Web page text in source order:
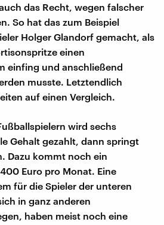
das Recht, wegen falscher
So hat das zum Beispiel
Holger Glandorf gemacht, als
einen
einfing und anschließend
musste. Letztendlich
auf einen Vergleich.
wird sechs
Gehalt gezahlt, dann springt
Dazu kommt noch ein
Euro pro Monat. Eine
für die Spieler der unteren
in ganz anderen
haben meist noch eine